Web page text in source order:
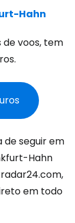
Hahn
voos, tem
seguir em
Hahn
em todo